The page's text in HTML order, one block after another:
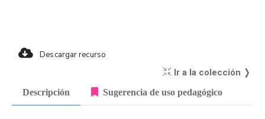
Descargar recurso
Ir a la colección ❭
Descripción Sugerencia de uso pedagógico